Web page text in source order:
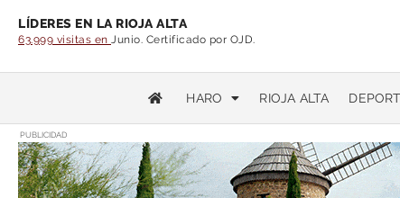
LÍDERES EN LA RIOJA ALTA
63.999 visitas en Junio. Certificado por OJD.
HARO RIOJA ALTA
PUBLICIDAD